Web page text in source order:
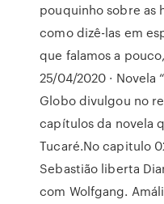
pouquinho sobre as
como dizê-las em
que falamos a
25/04/2020 · Novela
Globo divulgou no
capítulos da novela
Tucaré.No capitulo
Sebastião liberta
com Wolfgang.